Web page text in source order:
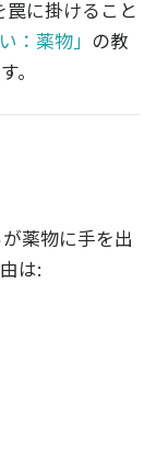
に掛けること
：薬物」 の教
。
薬物に手を出
は: